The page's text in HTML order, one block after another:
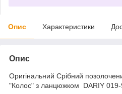
Опис Характеристики
Опис
Оригінальний Срібний
"Колос" з ланцюжком DARIY 019-